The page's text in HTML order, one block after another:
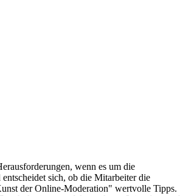
wenn es um die
sich, ob die Mitarbeiter die
der Online-Moderation" wertvolle Tipps.